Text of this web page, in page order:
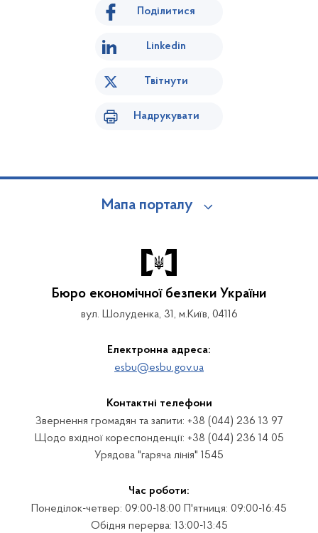
Поділитися
Linkedin
Твітнути
Надрукувати
Мапа порталу
Бюро економічної безпеки України
вул. Шолуденка, 31, м.Київ, 04116
Електронна адреса:
esbu@esbu.gov.ua
Контактні телефони
Звернення громадян та запити: +38 (044) 236 13 97
Щодо вхідної кореспонденції: +38 (044) 236 14 05
Урядова "гаряча лінія" 1545
Час роботи:
Понеділок-четвер: 09:00-18:00 П'ятниця: 09:00-16:45
Обідня перерва: 13:00-13:45